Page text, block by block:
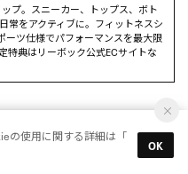
う
アプリを使う
プ。スニーカー、トップス、ボト
常をアクティブに。フィットネスシ
ーツ仕様でパフォーマンスを最大限
特典はリーボック公式ECサイトな
の使用に関する詳細は「
OK